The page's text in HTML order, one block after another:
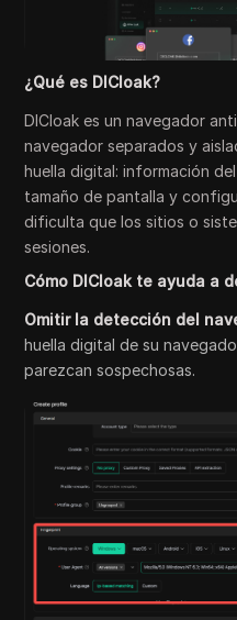
¿Qué es DICloak?
DICloak es un navegador
navegador separados y
huella digital: información
tamaño de pantalla y
dificulta que los sitios o
sesiones.
Cómo DICloak te ayuda a
Omitir la detección del
huella digital de su
parezcan sospechosas.